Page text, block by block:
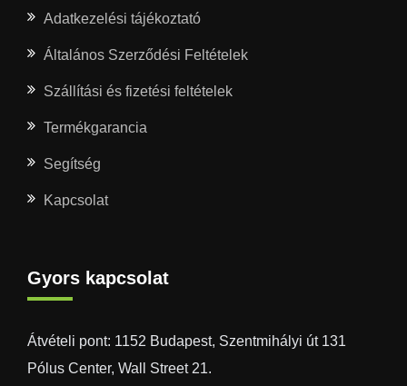
Adatkezelési tájékoztató
Általános Szerződési Feltételek
Szállítási és fizetési feltételek
Termékgarancia
Segítség
Kapcsolat
Gyors kapcsolat
Átvételi pont: 1152 Budapest, Szentmihályi út 131
Pólus Center, Wall Street 21.